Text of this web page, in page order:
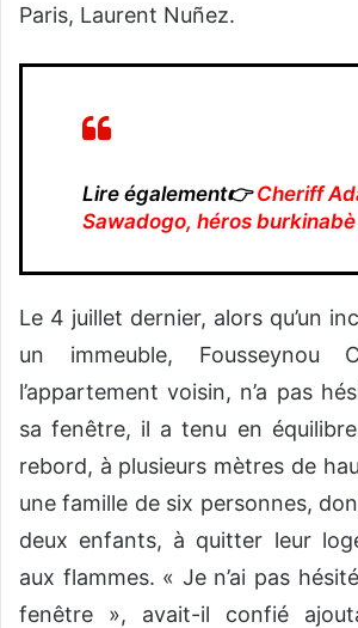
Paris, Laurent Nuñez.
Lire également👉Cheriff
Sawadogo, héros burkinabè
Le 4 juillet dernier, alors qu’un
un immeuble, Fousseynou
l’appartement voisin, n’a pas
sa fenêtre, il a tenu en
rebord, à plusieurs mètres de
une famille de six personnes,
deux enfants, à quitter leur
aux flammes. « Je n’ai pas
fenêtre », avait-il confié